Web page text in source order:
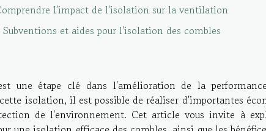
l'impact de l'isolation sur la ventilation
Subventions et aides pour l'isolation des combles
une étape clé dans l'amélioration de la
isolation, il est possible de réaliser d'importantes
de l'environnement. Cet article vous invite à